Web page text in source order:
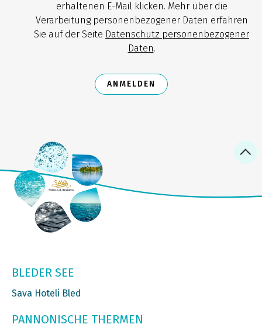
erhaltenen E-Mail klicken. Mehr über die
Verarbeitung personenbezogener Daten erfahren
Sie auf der Seite Datenschutz personenbezogener
Daten.
ANMELDEN
BLEDER SEE
Sava Hoteli Bled
PANNONISCHE THERMEN